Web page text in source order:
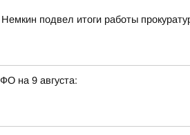
подвел итоги работы
на 9 августа: